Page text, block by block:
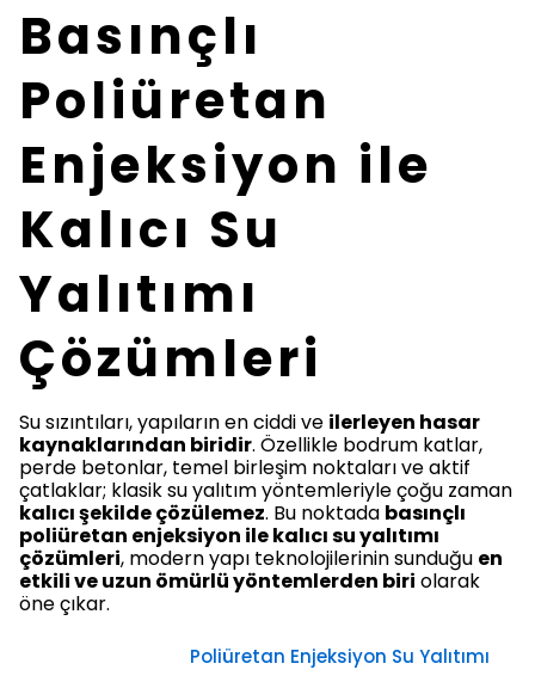
Basınçlı
Poliüretan
Enjeksiyon ile
Kalıcı Su
Yalıtımı
Çözümleri
Su sızıntıları, yapıların en ciddi ve ilerleyen hasar
kaynaklarından biridir. Özellikle bodrum katlar,
perde betonlar, temel birleşim noktaları ve aktif
çatlaklar; klasik su yalıtım yöntemleriyle çoğu zaman
kalıcı şekilde çözülemez. Bu noktada basınçlı
poliüretan enjeksiyon ile kalıcı su yalıtımı
çözümleri, modern yapı teknolojilerinin sunduğu en
etkili ve uzun ömürlü yöntemlerden biri olarak
öne çıkar.
Poliüretan Enjeksiyon Su Yalıtımı